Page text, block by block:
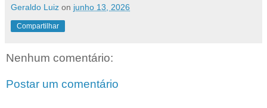
Geraldo Luiz on junho 13, 2026
Compartilhar
Nenhum comentário:
Postar um comentário